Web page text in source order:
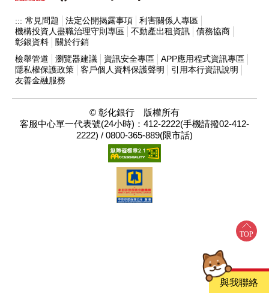
::: 常見問題 法定公開揭露事項
利害關係人專區
機構投資人盡職治理守則專區
不動產出租資訊
債務協商
彰銀資料
關於行銷
檢舉管道
瀏覽器建議 資訊安全專區
APP應用程式資訊專區
隱私權保護政策
客戶個人資料保護聲明
引用本行資訊說明
友善金融服務
© 彰化銀行 版權所有
客服中心單一代表號(24小時)：412-2222(手機請撥02-412-
2222) / 0800-365-889(限市話)
與我聯絡